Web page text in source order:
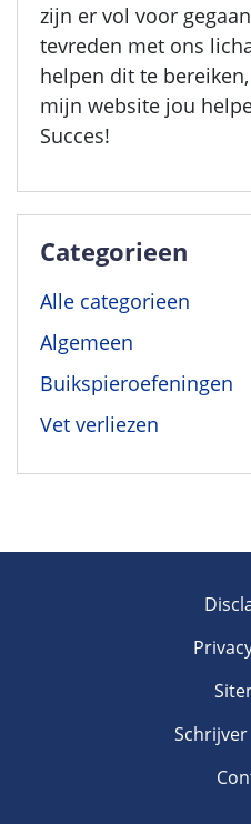
zijn er vol voor
tevreden met ons
helpen dit te
mijn website jou
Succes!
Categorieen
Alle categorieen
Algemeen
Buikspieroefeningen
Vet verliezen